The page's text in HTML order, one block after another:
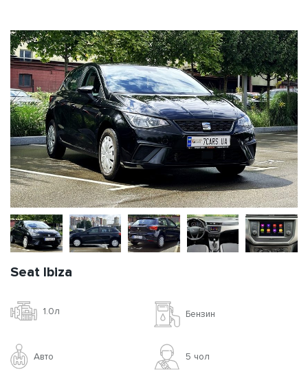
Seat Ibiza
1.0л Бензин
Авто 5 чoл